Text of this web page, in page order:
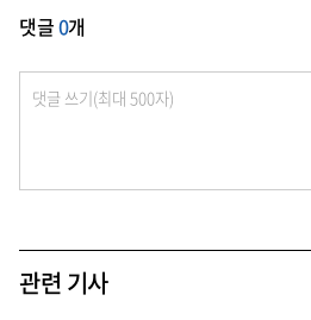
댓글0개
관련 기사